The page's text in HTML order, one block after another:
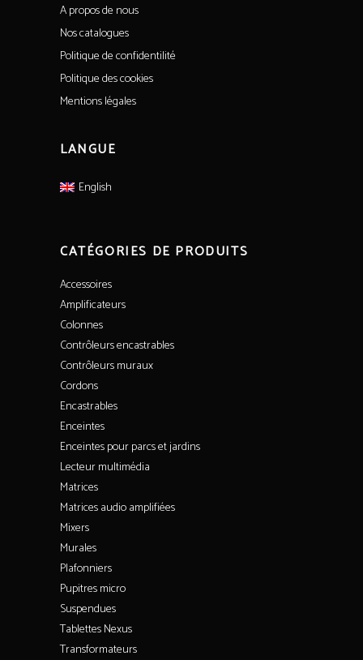
A propos de nous
Nos catalogues
Politique de confidentilité
Politique des cookies
Mentions légales
LANGUE
English
CATÉGORIES DE PRODUITS
Accessoires
Amplificateurs
Colonnes
Contrôleurs encastrables
Contrôleurs muraux
Cordons
Encastrables
Enceintes
Enceintes pour parcs et jardins
Lecteur multimédia
Matrices
Matrices audio amplifiées
Mixers
Murales
Plafonniers
Pupitres micro
Suspendues
Tablettes Nexus
Transformateurs